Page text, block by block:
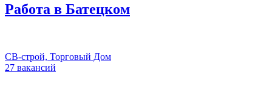
Работа в Батецком
СВ-строй, Торговый Дом
27 вакансий